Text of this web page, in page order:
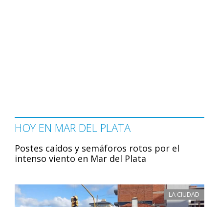
HOY EN MAR DEL PLATA
Postes caídos y semáforos rotos por el
intenso viento en Mar del Plata
LA CIUDAD